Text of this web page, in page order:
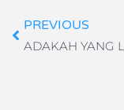
PREVIOUS